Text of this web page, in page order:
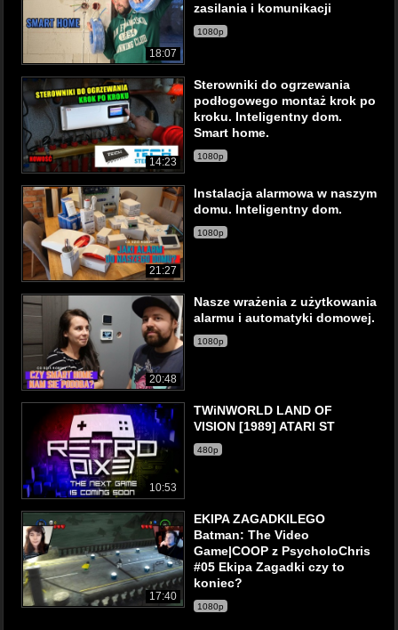
18:07
zasilania i komunikacji
1080p
14:23
Sterowniki do ogrzewania
podłogowego montaż krok po
kroku. Inteligentny dom.
Smart home.
1080p
21:27
Instalacja alarmowa w naszym
domu. Inteligentny dom.
1080p
20:48
Nasze wrażenia z użytkowania
alarmu i automatyki domowej.
1080p
10:53
TWiNWORLD LAND OF
VISION [1989] ATARI ST
480p
17:40
EKIPA ZAGADKILEGO
Batman: The Video
Game|COOP z PsycholoChris
#05 Ekipa Zagadki czy to
koniec?
1080p